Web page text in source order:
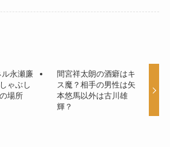
永瀬廉
ゃぶし
場所
間宮祥太朗の酒癖はキ
ス魔？相手の男性は矢
本悠馬以外は古川雄
輝？